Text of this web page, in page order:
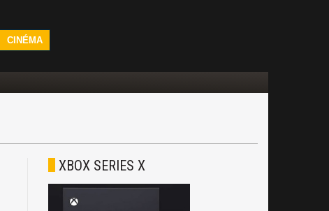
CINÉMA
XBOX SERIES X